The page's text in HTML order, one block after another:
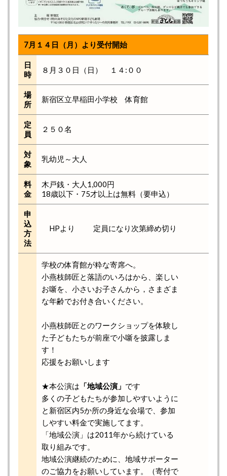
7月１４日（月）より受付開始
日
時
８月３０日（日） １４:００
場
所
新宿区立早稲田小学校 体育館
定
員
２５０名
対
象
乳幼児～大人
料
金
木戸銭・大人1,000円
18歳以下・75才以上は無料（要申込）
申
込
方
法
HPより 定員になり次第締め切り
学校の体育館が粋な寄席へ。
小燕枝師匠と落語のいろはから、楽しい
お噺を、小さいお子さんから，さまざま
な年齢でお付き合いください。
小燕枝師匠とのワークショップを体験し
た子どもたちが前座で小噺を披露しま
す！
応援をお願いします
★本公演は 「地域公演」 です
多くの子どもたちが参加しやすいように
と新宿区内5か所の身近な会場で、参加
しやすい料金で実施してます。
「地域公演」は2011年から続けている
取り組みです。
地域公演継続のために、地域サポーター
のご協力をお願いしています。（寄付で